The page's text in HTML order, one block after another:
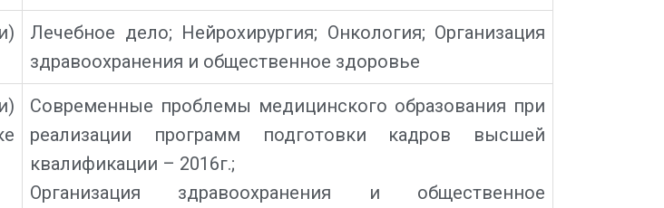
Лечебное дело; Нейрохирургия; Онкология; Организация
здравоохранения и общественное здоровье
Современные проблемы медицинского образования при
реализации программ подготовки кадров высшей
квалификации – 2016г.;
Организация здравоохранения и общественное